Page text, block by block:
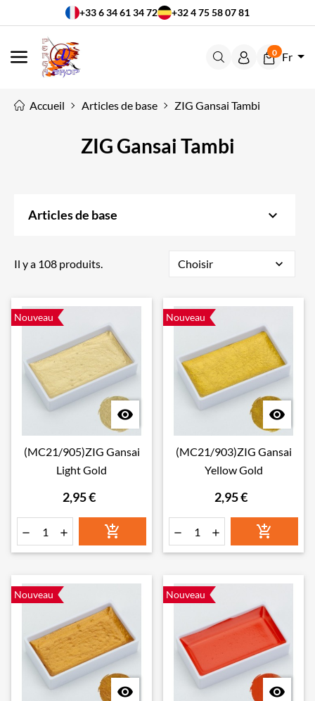
+33 6 34 61 34 72 +32 4 75 58 07 81
MENU
0 Fr
Accueil Articles de base ZIG Gansai Tambi
ZIG Gansai Tambi
Articles de base keyboard_arrow_down
Il y a 108 produits. Choisir expand_more
Nouveau

(MC21/905)ZIG Gansai
Light Gold
2,95 €
  
Nouveau

(MC21/903)ZIG Gansai
Yellow Gold
2,95 €
  
Nouveau

Nouveau
